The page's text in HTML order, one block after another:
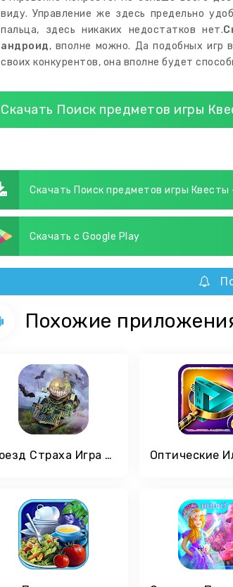
виду. Управление же здесь предельно
пальца, здесь никаких недостатков нет.
андроид, вполне можно. Да подобных игр
своих конкурентов, она вполне будет
Скачать Поиск предметов игры
Скачать Поиск предметов игры
Скачать с Google Play
Похожие
Поезд Страха Игра поиск предметов